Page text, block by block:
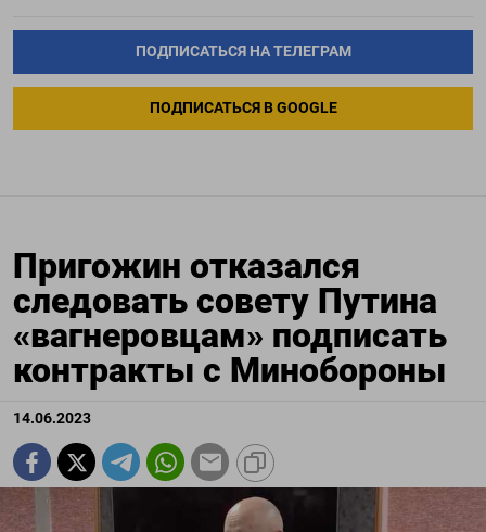
ПОДПИСАТЬСЯ НА ТЕЛЕГРАМ
ПОДПИСАТЬСЯ В GOOGLE
Пригожин отказался
следовать совету Путина
«вагнеровцам» подписать
контракты с Минобороны
14.06.2023